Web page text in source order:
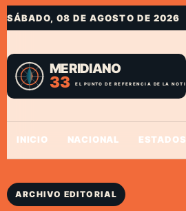
SÁBADO, 08 DE AGOSTO DE 2026
INICIO NACIONAL ESTADOS
ARCHIVO EDITORIAL